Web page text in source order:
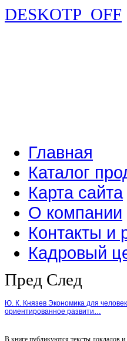
DESKOTP_OFF
Главная
Каталог
Карта сайта
О компании
Контакты и
Кадровый
Пред След
Ю. К. Князев Экономика для
ориентированное развити…
В книге публикуются тексты докладов и